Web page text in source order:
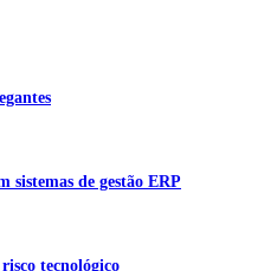
sistemas de gestão ERP
tecnológico